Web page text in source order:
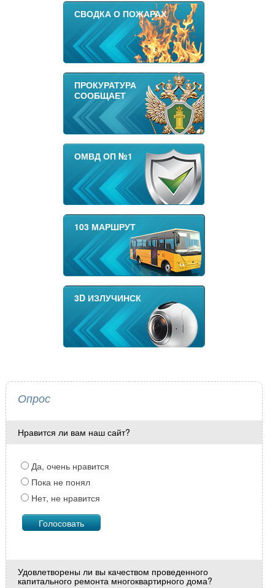
СВОДКА О ПОЖАРАХ
ПРОКУРАТУРА
СООБЩАЕТ
ОМВД ОП №1
103 МАРШРУТ
3D ИЗЛУЧИНСК
Опрос
Нравится ли вам наш сайт?
Да, очень нравится
Пока не понял
Нет, не нравится
Удовлетворены ли вы качеством проведенного
капитального ремонта многоквартирного дома?